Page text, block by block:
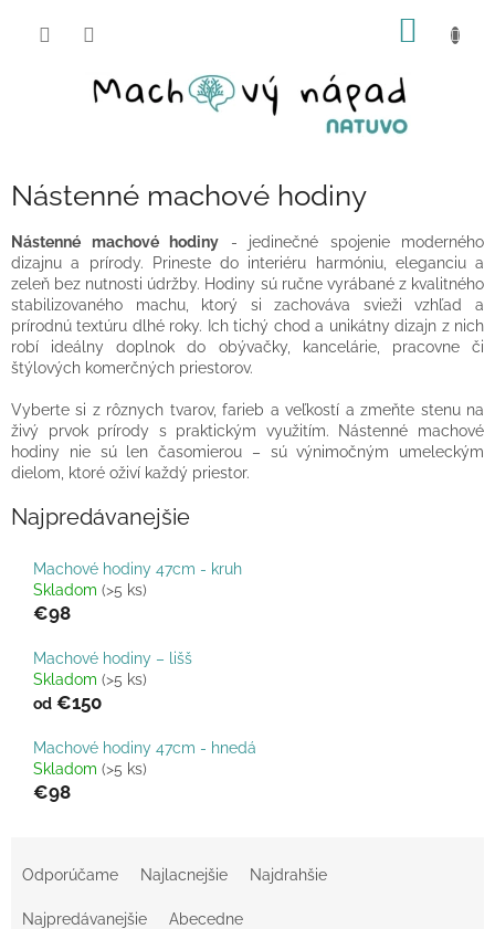
Nástenné machové hodiny
Nástenné machové hodiny - jedinečné spojenie moderného
dizajnu a prírody. Prineste do interiéru harmóniu, eleganciu a
zeleň bez nutnosti údržby. Hodiny sú ručne vyrábané z kvalitného
stabilizovaného machu, ktorý si zachováva svieži vzhľad a
prírodnú textúru dlhé roky. Ich tichý chod a unikátny dizajn z nich
robí ideálny doplnok do obývačky, kancelárie, pracovne či
štýlových komerčných priestorov.
Vyberte si z rôznych tvarov, farieb a veľkostí a zmeňte stenu na
živý prvok prírody s praktickým využitím. Nástenné machové
hodiny nie sú len časomierou – sú výnimočným umeleckým
dielom, ktoré oživí každý priestor.
Najpredávanejšie
Machové hodiny 47cm - kruh
Skladom (>5 ks)
€98
Machové hodiny – lišš
Skladom (>5 ks)
od €150
Machové hodiny 47cm - hnedá
Skladom (>5 ks)
€98
Odporúčame Najlacnejšie Najdrahšie
Najpredávanejšie Abecedne